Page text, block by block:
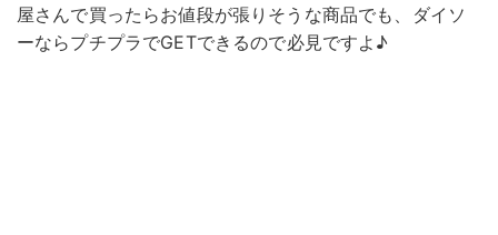
屋さんで買ったらお値段が張りそうな商品でも、ダイソ
ーならプチプラでGETできるので必見ですよ♪